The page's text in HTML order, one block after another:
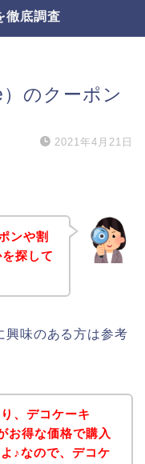
徹底調査
のクーポン
2021年4月21日
ンや割
探して
興味のある方は参考
、デコケーキ
お得な価格で購入
♪なので、デコケ